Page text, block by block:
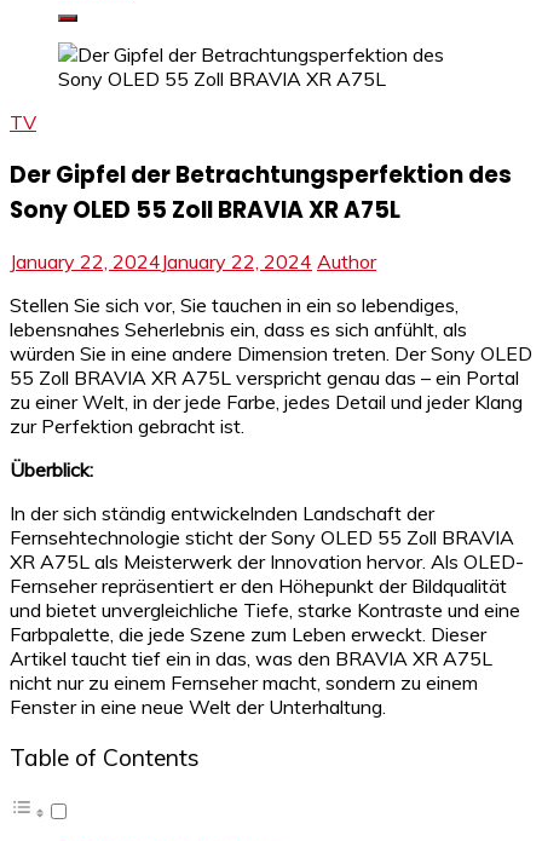
TV
Der Gipfel der Betrachtungsperfektion des
Sony OLED 55 Zoll BRAVIA XR A75L
January 22, 2024January 22, 2024 Author
Stellen Sie sich vor, Sie tauchen in ein so lebendiges,
lebensnahes Seherlebnis ein, dass es sich anfühlt, als
würden Sie in eine andere Dimension treten. Der Sony OLED
55 Zoll BRAVIA XR A75L verspricht genau das – ein Portal
zu einer Welt, in der jede Farbe, jedes Detail und jeder Klang
zur Perfektion gebracht ist.
Überblick:
In der sich ständig entwickelnden Landschaft der
Fernsehtechnologie sticht der Sony OLED 55 Zoll BRAVIA
XR A75L als Meisterwerk der Innovation hervor. Als OLED-
Fernseher repräsentiert er den Höhepunkt der Bildqualität
und bietet unvergleichliche Tiefe, starke Kontraste und eine
Farbpalette, die jede Szene zum Leben erweckt. Dieser
Artikel taucht tief ein in das, was den BRAVIA XR A75L
nicht nur zu einem Fernseher macht, sondern zu einem
Fenster in eine neue Welt der Unterhaltung.
Table of Contents